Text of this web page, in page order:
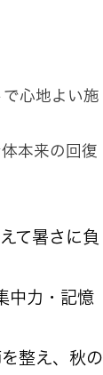
心地よい施
本来の回復
て暑さに負
中力・記憶
整え、秋の